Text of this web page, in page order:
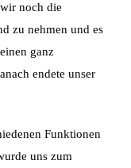
noch die
zu nehmen und es
ganz
endete unser
Funktionen
uns zum